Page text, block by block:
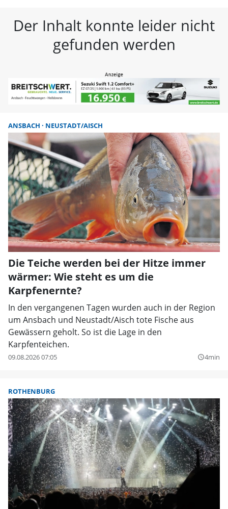
Der Inhalt konnte leider nicht
gefunden werden
ANSBACH NEUSTADT/AISCH
Die Teiche werden bei der Hitze immer
wärmer: Wie steht es um die
Karpfenernte?
In den vergangenen Tagen wurden auch in der Region
um Ansbach und Neustadt/Aisch tote Fische aus
Gewässern geholt. So ist die Lage in den
Karpfenteichen.
09.08.2026 07:05 query_builder4min
ROTHENBURG